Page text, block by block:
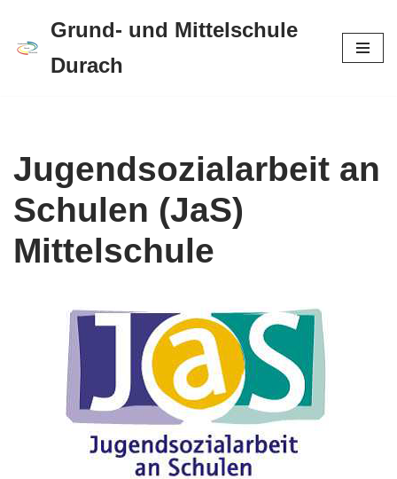
Zum
Grund- und Mittelschule
Durach
Jugendsozialarbeit an
Schulen (JaS)
Mittelschule